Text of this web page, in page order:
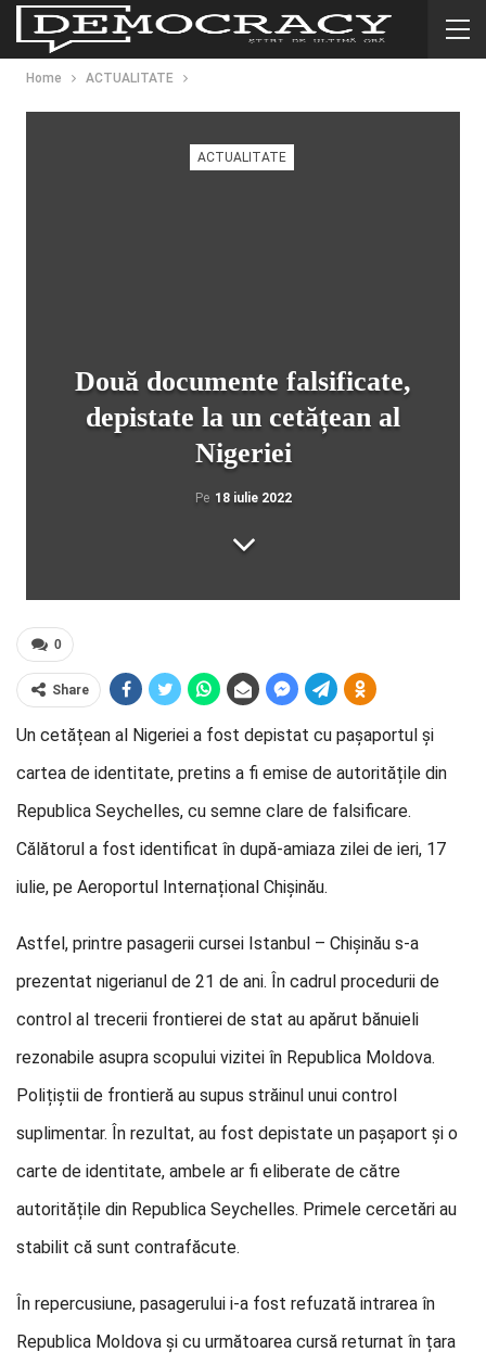
Home ACTUALITATE
ACTUALITATE
Două documente falsificate,
depistate la un cetățean al
Nigeriei
Pe 18 iulie 2022
0
Share
Un cetățean al Nigeriei a fost depistat cu pașaportul și
cartea de identitate, pretins a fi emise de autoritățile din
Republica Seychelles, cu semne clare de falsificare.
Călătorul a fost identificat în după-amiaza zilei de ieri, 17
iulie, pe Aeroportul Internațional Chișinău.
Astfel, printre pasagerii cursei Istanbul – Chișinău s-a
prezentat nigerianul de 21 de ani. În cadrul procedurii de
control al trecerii frontierei de stat au apărut bănuieli
rezonabile asupra scopului vizitei în Republica Moldova.
Polițiștii de frontieră au supus străinul unui control
suplimentar. În rezultat, au fost depistate un pașaport și o
carte de identitate, ambele ar fi eliberate de către
autoritățile din Republica Seychelles. Primele cercetări au
stabilit că sunt contrafăcute.
În repercusiune, pasagerului i-a fost refuzată intrarea în
Republica Moldova și cu următoarea cursă returnat în țara